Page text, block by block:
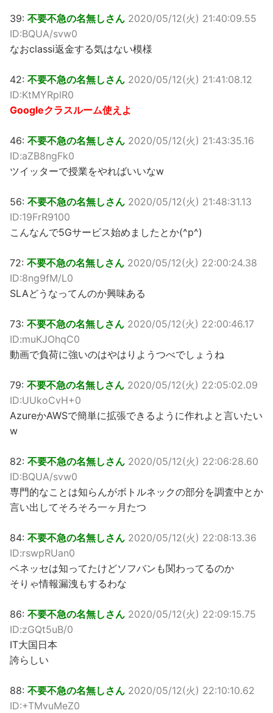
39: 不要不急の名無しさん 2020/05/12(火) 21:40:09.55
ID:BQUA/svw0
なおclassi返金する気はない模様
42: 不要不急の名無しさん 2020/05/12(火) 21:41:08.12
ID:KtMYRplR0
Googleクラスルーム使えよ
46: 不要不急の名無しさん 2020/05/12(火) 21:43:35.16
ID:aZB8ngFk0
ツイッターで授業をやればいいなw
56: 不要不急の名無しさん 2020/05/12(火) 21:48:31.13
ID:19FrR9100
こんなんで5Gサービス始めましたとか(^p^)
72: 不要不急の名無しさん 2020/05/12(火) 22:00:24.38
ID:8ng9fM/L0
SLAどうなってんのか興味ある
73: 不要不急の名無しさん 2020/05/12(火) 22:00:46.17
ID:muKJOhqC0
動画で負荷に強いのはやはりようつべでしょうね
79: 不要不急の名無しさん 2020/05/12(火) 22:05:02.09
ID:UUkoCvH+0
AzureかAWSで簡単に拡張できるように作れよと言いたい
w
82: 不要不急の名無しさん 2020/05/12(火) 22:06:28.60
ID:BQUA/svw0
専門的なことは知らんがボトルネックの部分を調査中とか
言い出してそろそろ一ヶ月たつ
84: 不要不急の名無しさん 2020/05/12(火) 22:08:13.36
ID:rswpRUan0
ベネッセは知ってたけどソフバンも関わってるのか
そりゃ情報漏洩もするわな
86: 不要不急の名無しさん 2020/05/12(火) 22:09:15.75
ID:zGQt5uB/0
IT大国日本
誇らしい
88: 不要不急の名無しさん 2020/05/12(火) 22:10:10.62
ID:+TMvuMeZ0